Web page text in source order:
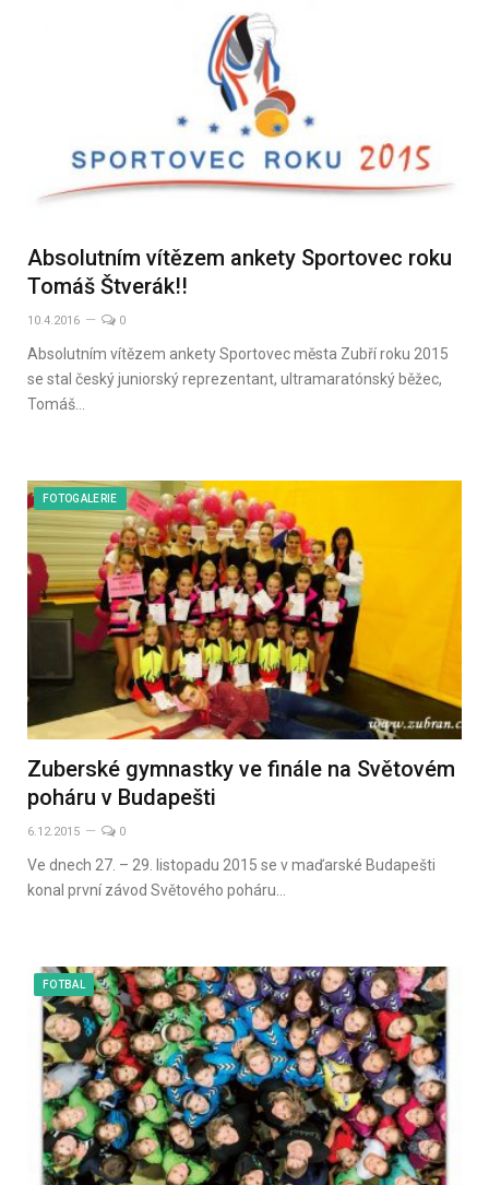
Absolutním vítězem ankety Sportovec roku
Tomáš Štverák!!
10.4.2016 0
Absolutním vítězem ankety Sportovec města Zubří roku 2015
se stal český juniorský reprezentant, ultramaratónský běžec,
Tomáš…
FOTOGALERIE
Zuberské gymnastky ve finále na Světovém
poháru v Budapešti
6.12.2015 0
Ve dnech 27. – 29. listopadu 2015 se v maďarské Budapešti
konal první závod Světového poháru…
FOTBAL